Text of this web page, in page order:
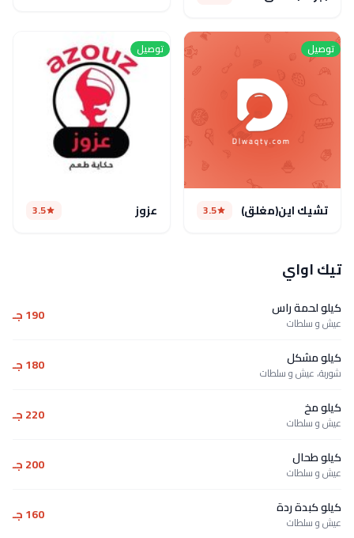
توصيل
تشيك اين(مغلق) 3.5
توصيل
عزوز 3.5
تيك اواي
كيلو لحمة راس
عيش و سلطات 190 جـ
كيلو مشكل
شوربة، عيش و سلطات 180 جـ
كيلو مخ
عيش و سلطات 220 جـ
كيلو طحال
عيش و سلطات 200 جـ
كيلو كبدة ردة
عيش و سلطات 160 جـ